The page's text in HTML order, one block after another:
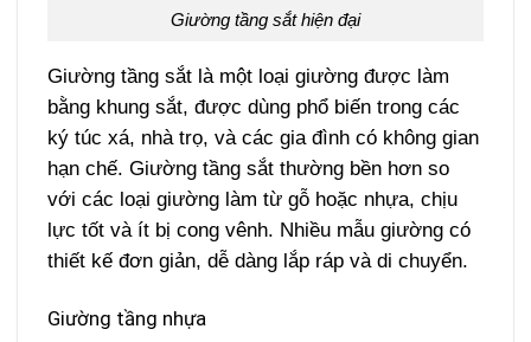
Giường tầng sắt hiện đại
Giường tầng sắt là một loại giường được làm
bằng khung sắt, được dùng phổ biến trong các
ký túc xá, nhà trọ, và các gia đình có không gian
hạn chế. Giường tầng sắt thường bền hơn so
với các loại giường làm từ gỗ hoặc nhựa, chịu
lực tốt và ít bị cong vênh. Nhiều mẫu giường có
thiết kế đơn giản, dễ dàng lắp ráp và di chuyển.
Giường tầng nhựa